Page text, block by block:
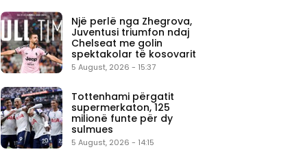
Një perlë nga Zhegrova,
Juventusi triumfon ndaj
Chelseat me golin
spektakolar të kosovarit
5 August, 2026 - 15:37
Tottenhami përgatit
supermerkaton, 125
milionë funte për dy
sulmues
5 August, 2026 - 14:15